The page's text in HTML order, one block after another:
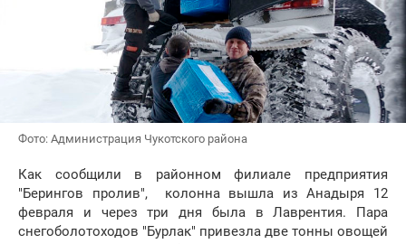
Фото: Администрация Чукотского района
Как сообщили в районном филиале предприятия
"Берингов пролив", колонна вышла из Анадыря 12
февраля и через три дня была в Лаврентия. Пара
снегоболотоходов "Бурлак" привезла две тонны овощей